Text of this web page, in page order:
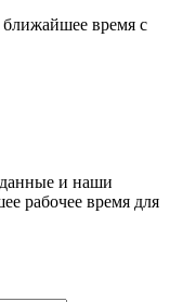
время с
и наши
рабочее время для